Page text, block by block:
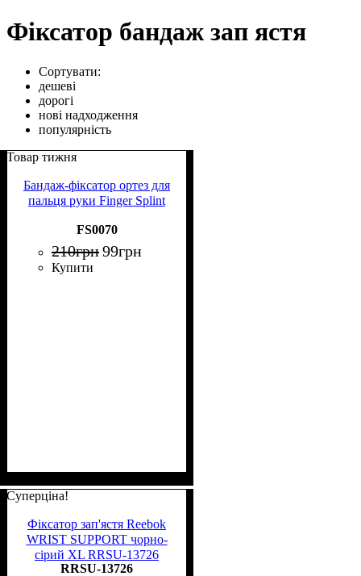
Фіксатор бандаж зап ястя
Сортувати:
дешеві
дорогі
нові надходження
популярність
Товар тижня
Бандаж-фіксатор ортез для
пальця руки Finger Splint
FS0070
210грн99грн
Купити
Суперціна!
Фіксатор зап'ястя Reebok
WRIST SUPPORT чорно-
сірий XL RRSU-13726
RRSU-13726